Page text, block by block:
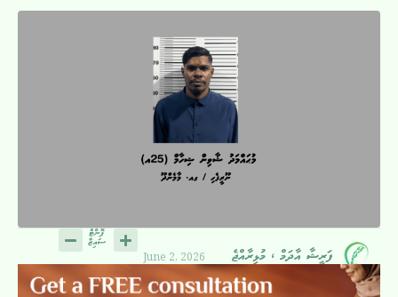
ފަރީޝާ އާދަމް ، މުޅިރާއްޖެ June 2, 2026